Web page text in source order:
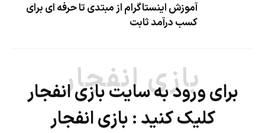
آموزش اینستاگرام از مبتدی تا حرفه ای برای
کسب درآمد ثابت
بازی انفجار
برای ورود به سایت بازی انفجار
کلیک کنید : بازی انفجار